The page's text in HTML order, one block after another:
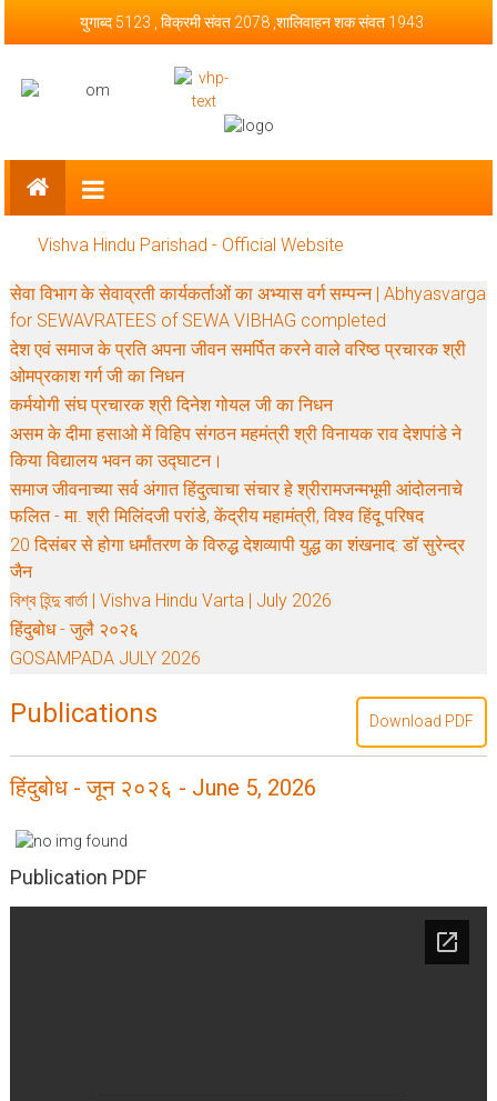
युगाब्द 5123 , विक्रमी संवत 2078 ,शालिवाहन शक संवत 1943
Vishva Hindu Parishad – Official
Website
Vishva Hindu Parishad - Official Website
सेवा विभाग के सेवाव्रती कार्यकर्ताओं का अभ्यास वर्ग सम्पन्न | Abhyasvarga
for SEWAVRATEES of SEWA VIBHAG completed
देश एवं समाज के प्रति अपना जीवन समर्पित करने वाले वरिष्ठ प्रचारक श्री
ओमप्रकाश गर्ग जी का निधन
कर्मयोगी संघ प्रचारक श्री दिनेश गोयल जी का निधन
असम के दीमा हसाओ में विहिप संगठन महमंत्री श्री विनायक राव देशपांडे ने
किया विद्यालय भवन का उद्घाटन।
समाज जीवनाच्या सर्व अंगात हिंदुत्वाचा संचार हे श्रीरामजन्मभूमी आंदोलनाचे
फलित - मा. श्री मिलिंदजी परांडे, केंद्रीय महामंत्री, विश्व हिंदू परिषद
20 दिसंबर से होगा धर्मांतरण के विरुद्ध देशव्यापी युद्ध का शंखनाद: डॉ सुरेन्द्र
जैन
বিশ্ব হিন্দু বার্তা | Vishva Hindu Varta | July 2026
हिंदुबोध - जुलै २०२६
GOSAMPADA JULY 2026
Publications Download PDF
हिंदुबोध - जून २०२६ - June 5, 2026
Publication PDF